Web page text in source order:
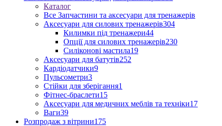
Каталог
Все Запчастини та аксесуари для тренажерів
Аксесуари для силових тренажерів304
Килимки під тренажери44
Опції для силових тренажерів230
Силіконові мастила19
Аксесуари для батутів252
Кардіодатчики9
Пульсометри3
Стійки для зберігання1
Фітнес-браслети15
Аксесуари для медичних меблів та техніки17
Ваги39
Розпродаж з вітрини175